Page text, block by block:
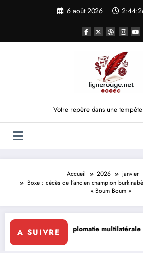
6 août 2026
Votre repère dans une
Accueil 2026 janvier
Boxe : décès de l’ancien champion
« Boum Boum »
A SUIVRE
Diplomatie multilatérale : à Addis-